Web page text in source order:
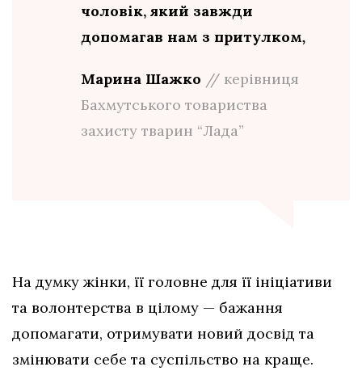
чоловік, який завжди
допомагав нам з притулком,
Марина Шажко // керівниця
Бахмутського товариства
захисту тварин “Лада”
На думку жінки, її головне для її ініціативи
та волонтерства в цілому — бажання
допомагати, отримувати новий досвід та
змінювати себе та суспільство на краще.